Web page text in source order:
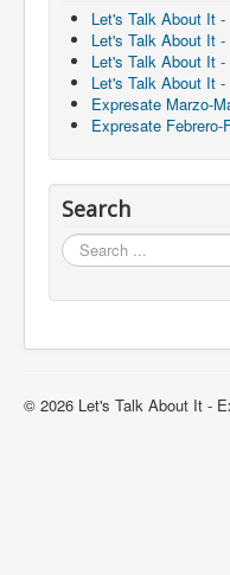
Let's Talk About It
Let's Talk About It
Let's Talk About It
Let's Talk About It
Expresate Marzo-
Expresate Febrero-
Search
Search
© 2026 Let's Talk About It -